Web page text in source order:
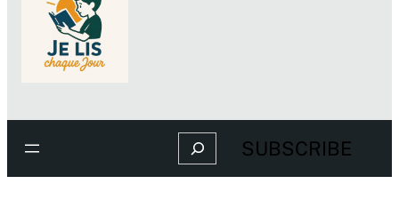
Search SUBSCRIBE